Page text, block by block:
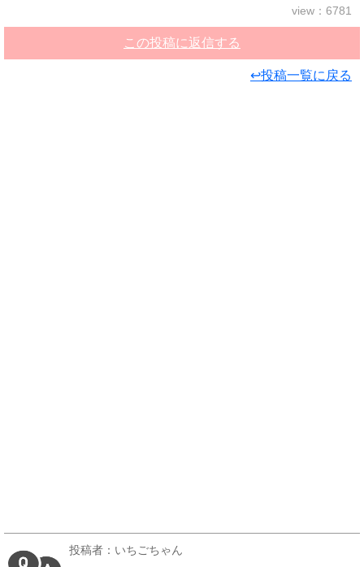
view：6781
この投稿に返信する
↩投稿一覧に戻る
投稿者：いちごちゃん